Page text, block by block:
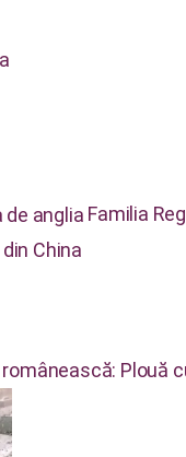
Familia
China
Plouă